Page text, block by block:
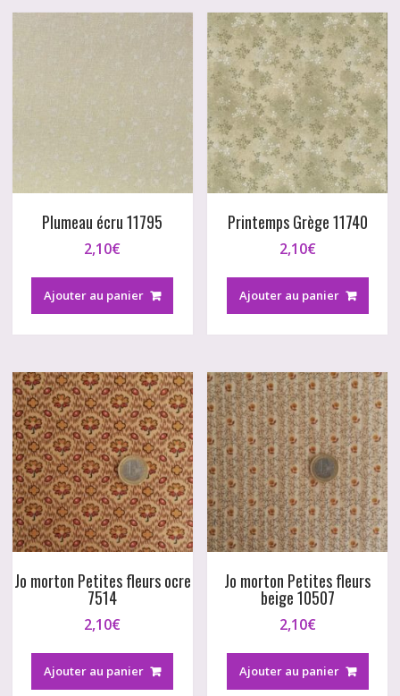
Plumeau écru 11795
2,10€
Ajouter au panier
Printemps Grège 11740
2,10€
Ajouter au panier
Jo morton Petites fleurs ocre
7514
2,10€
Ajouter au panier
Jo morton Petites fleurs
beige 10507
2,10€
Ajouter au panier